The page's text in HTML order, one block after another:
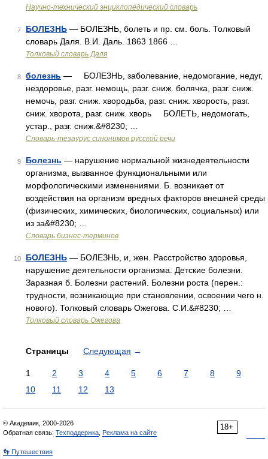
Научно-технический энциклопедический словарь
7 БОЛЕЗНЬ — БОЛЕЗНЬ, болеть и пр. см. боль. Толковый
словарь Даля. В.И. Даль. 1863 1866 …
Толковый словарь Даля
8 болезнь — БОЛЕЗНЬ, заболевание, недомогание, недуг,
нездоровье, разг. немощь, разг. сниж. болячка, разг. сниж.
немочь, разг. сниж. хвородьба, разг. сниж. хворость, разг.
сниж. хворота, разг. сниж. хворь БОЛЕТЬ, недомогать,
устар., разг. сниж.&#8230; …
Словарь-тезаурус синонимов русской речи
9 Болезнь — нарушение нормальной жизнедеятельности
организма, вызванное функциональными или
морфологическими изменениями. Б. возникает от
воздействия на организм вредных факторов внешней среды
(физических, химических, биологических, социальных) или
из за&#8230; …
Словарь бизнес-терминов
10 БОЛЕЗНЬ — БОЛЕЗНЬ, и, жен. Расстройство здоровья,
нарушение деятельности организма. Детские болезни.
Заразная б. Болезни растений. Болезни роста (перен.:
трудности, возникающие при становлении, освоении чего н.
нового). Толковый словарь Ожегова. С.И.&#8230; …
Толковый словарь Ожегова
Страницы Следующая →
1 2 3 4 5 6 7 8
9
10
11 12 13
18+
© Академик, 2000-2026
Обратная связь: Техподдержка Реклама на сайте
👣 Путешествия